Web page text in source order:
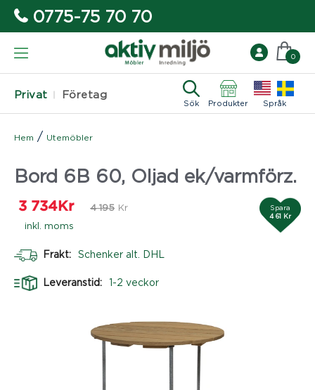
0775-75 70 70
Privat Företag
Sök Produkter Språk
0
Hem / Utemöbler
Bord 6B 60, Oljad ek/varmförz.
3 734 Kr
inkl. moms
4 195 Kr Spara
4 61 Kr
Frakt: Schenker alt. DHL
Leveranstid: 1-2 veckor